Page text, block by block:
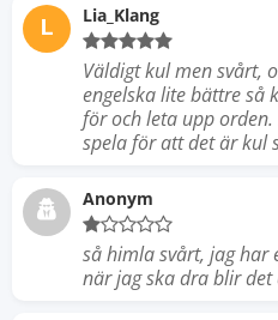
L Lia_Klang
Väldigt kul men svårt,
engelska lite bättre så
för och leta upp
spela för att det är kul
Anonym
så himla svårt, jag har
när jag ska dra blir